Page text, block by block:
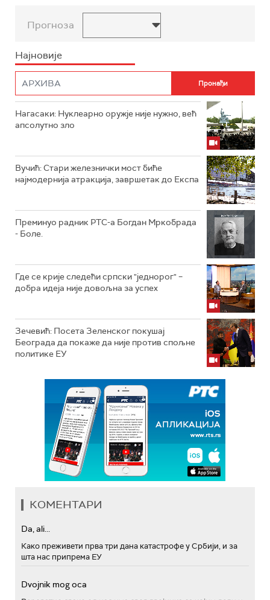
Прогноза
Најновије
Нагасаки: Нуклеарно оружје није нужно, већ
апсолутно зло
Вучић: Стари железнички мост биће
најмодернија атракција, завршетак до Експа
Преминуо радник РТС-а Богдан Мркобрада
- Боле.
Где се крије следећи српски "једнорог" –
добра идеја није довољна за успех
Зечевић: Посета Зеленског покушај
Београда да покаже да није против спољне
политике ЕУ
КОМЕНТАРИ
Da, ali...
Како преживети прва три дана катастрофе у Србији, и за
шта нас припрема ЕУ
Dvojnik mog oca